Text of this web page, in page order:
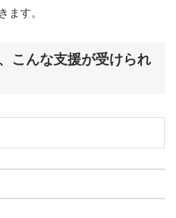
ます。
こんな支援が受けられ